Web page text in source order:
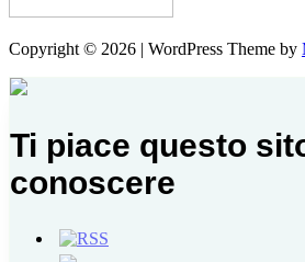
Copyright © 2026 | WordPress Theme by
Ti piace questo
conoscere